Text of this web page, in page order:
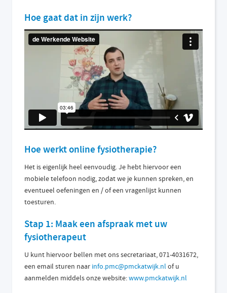
Hoe gaat dat in zijn werk?
Hoe werkt online fysiotherapie?
Het is eigenlijk heel eenvoudig. Je hebt hiervoor een
mobiele telefoon nodig, zodat we je kunnen spreken, en
eventueel oefeningen en / of een vragenlijst kunnen
toesturen.
Stap 1: Maak een afspraak met uw
fysiotherapeut
U kunt hiervoor bellen met ons secretariaat, 071-4031672,
een email sturen naar info.pmc@pmckatwijk.nl of u
aanmelden middels onze website:www.pmckatwijk.nl